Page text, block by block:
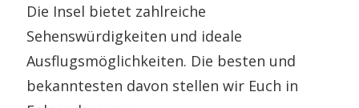
Die Insel bietet zahlreiche
Sehenswürdigkeiten und ideale
Ausflugsmöglichkeiten. Die besten und
bekanntesten davon stellen wir Euch in